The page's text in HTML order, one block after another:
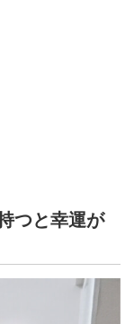
つと幸運が